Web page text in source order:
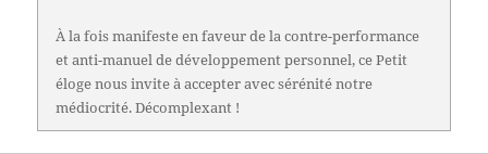
À la fois manifeste en faveur de la contre-performance
et anti-manuel de développement personnel, ce Petit
éloge nous invite à accepter avec sérénité notre
médiocrité. Décomplexant !